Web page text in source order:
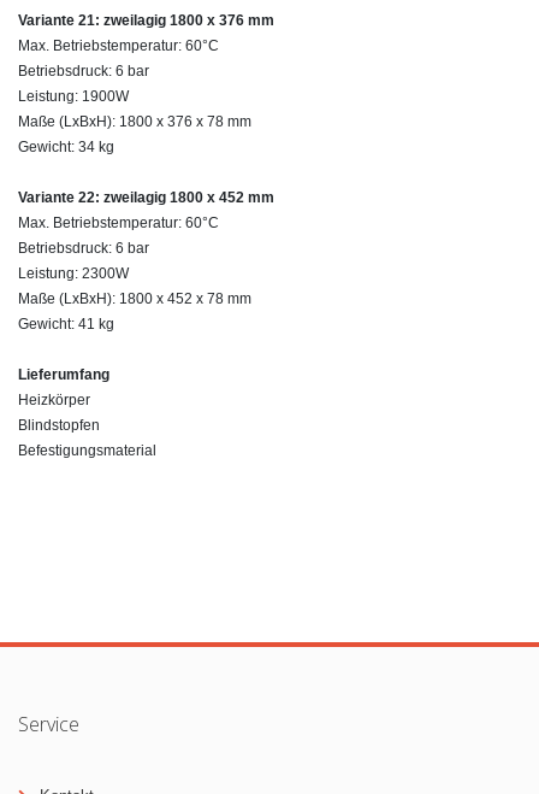
Variante 21: zweilagig 1800 x 376 mm
Max. Betriebstemperatur: 60°C
Betriebsdruck: 6 bar
Leistung: 1900W
Maße (LxBxH): 1800 x 376 x 78 mm
Gewicht: 34 kg
Variante 22: zweilagig 1800 x 452 mm
Max. Betriebstemperatur: 60°C
Betriebsdruck: 6 bar
Leistung: 2300W
Maße (LxBxH): 1800 x 452 x 78 mm
Gewicht: 41 kg
Lieferumfang
Heizkörper
Blindstopfen
Befestigungsmaterial
Service